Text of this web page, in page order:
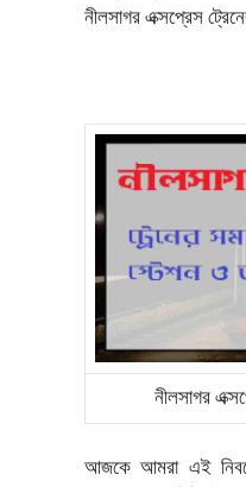
নীলসাগর এক্সপ্রেস
নীলসাগর
আজকে আমরা এই